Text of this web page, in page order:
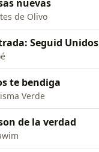
nuevas
de Olivo
Seguid
te bendiga
Verde
de la verdad